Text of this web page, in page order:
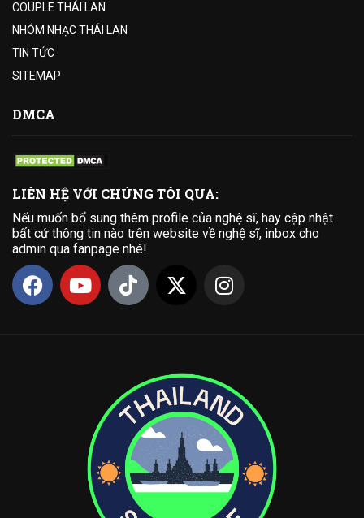
COUPLE THÁI LAN
NHÓM NHẠC THÁI LAN
TIN TỨC
SITEMAP
DMCA
LIÊN HỆ VỚI CHÚNG TÔI QUA:
Nếu muốn bổ sung thêm profile của nghệ sĩ, hay cập nhật
bất cứ thông tin nào trên website về nghệ sĩ, inbox cho
admin qua fanpage nhé!